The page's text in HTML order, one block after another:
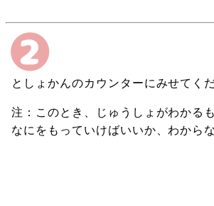
としょかんのカウンターにみせてく
注：このとき、じゅうしょがわかる
なにをもっていけばいいか、わから